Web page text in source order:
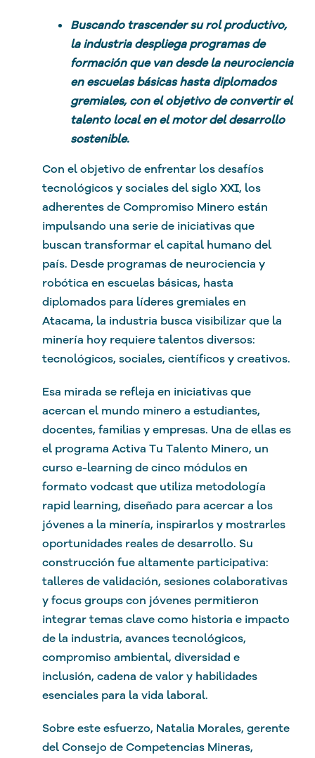
Buscando trascender su rol productivo,
la industria despliega programas de
formación que van desde la neurociencia
en escuelas básicas hasta diplomados
gremiales, con el objetivo de convertir el
talento local en el motor del desarrollo
sostenible.
Con el objetivo de enfrentar los desafíos
tecnológicos y sociales del siglo XXI, los
adherentes de Compromiso Minero están
impulsando una serie de iniciativas que
buscan transformar el capital humano del
país. Desde programas de neurociencia y
robótica en escuelas básicas, hasta
diplomados para líderes gremiales en
Atacama, la industria busca visibilizar que la
minería hoy requiere talentos diversos:
tecnológicos, sociales, científicos y creativos.
Esa mirada se refleja en iniciativas que
acercan el mundo minero a estudiantes,
docentes, familias y empresas. Una de ellas es
el programa Activa Tu Talento Minero, un
curso e-learning de cinco módulos en
formato vodcast que utiliza metodología
rapid learning, diseñado para acercar a los
jóvenes a la minería, inspirarlos y mostrarles
oportunidades reales de desarrollo. Su
construcción fue altamente participativa:
talleres de validación, sesiones colaborativas
y focus groups con jóvenes permitieron
integrar temas clave como historia e impacto
de la industria, avances tecnológicos,
compromiso ambiental, diversidad e
inclusión, cadena de valor y habilidades
esenciales para la vida laboral.
Sobre este esfuerzo, Natalia Morales, gerente
del Consejo de Competencias Mineras,